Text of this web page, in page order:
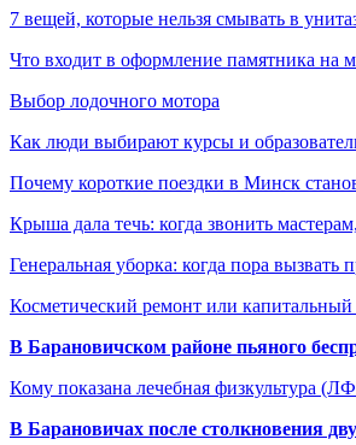
7 вещей, которые нельзя смывать в
Что входит в оформление памятника на
Выбор лодочного мотора
Как люди выбирают курсы и
Почему короткие поездки в Минск
Крыша дала течь: когда звонить
Генеральная уборка: когда пора вызвать
Косметический ремонт или капитальный
В Барановичском районе пьяного
Кому показана лечебная физкультура
В Барановичах после столкновения